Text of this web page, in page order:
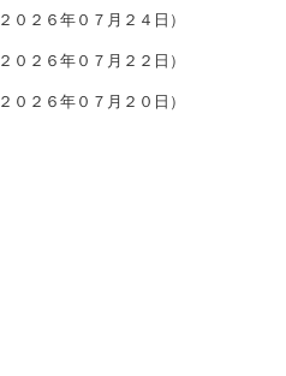
０２６年０７月２４日）
０２６年０７月２２日）
０２６年０７月２０日）